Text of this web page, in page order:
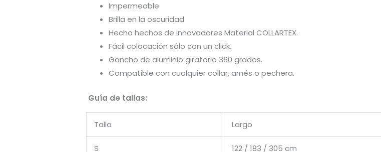
Impermeable
Brilla en la oscuridad
Hecho hechos de innovadores Material COLLARTEX.
Fácil colocación sólo con un click.
Gancho de aluminio giratorio 360 grados.
Compatible con cualquier collar, arnés o pechera.
Guía de tallas:
Talla Largo
S 122 / 183 / 305 cm